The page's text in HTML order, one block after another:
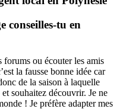
conseilles-tu en
forums ou écouter les amis
la fausse bonne idée car
de la saison à laquelle
souhaitez découvrir. Je ne
! Je préfère adapter mes